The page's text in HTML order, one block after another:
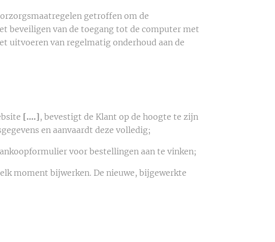
getroffen om de
beveiligen van de toegang tot de computer met
uitvoeren van regelmatig onderhoud aan de
[….], bevestigt de Klant op de hoogte te zijn
en aanvaardt deze volledig;
voor bestellingen aan te vinken;
moment bijwerken. De nieuwe, bijgewerkte